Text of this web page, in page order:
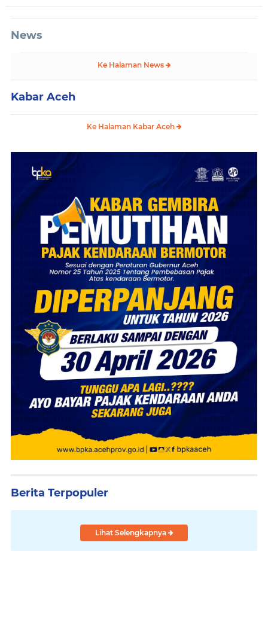
News
Ke Halaman News
Kabar Aceh
Ke Halaman Kabar Aceh
Berita Terpopuler
Lihat Selengkapnya